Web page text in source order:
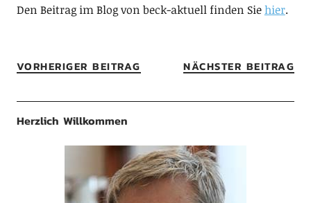
Den Beitrag im Blog von beck-aktuell finden Siehier.
VORHERIGER BEITRAG NÄCHSTER BEITRAG
Herzlich Willkommen